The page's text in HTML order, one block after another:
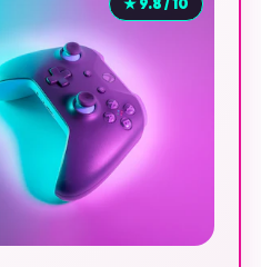
★ 9.8 / 10